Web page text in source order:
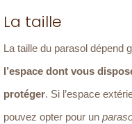
La taille
La taille du parasol dépend
l’espace dont vous
protéger. Si l’espace
pouvez opter pour un